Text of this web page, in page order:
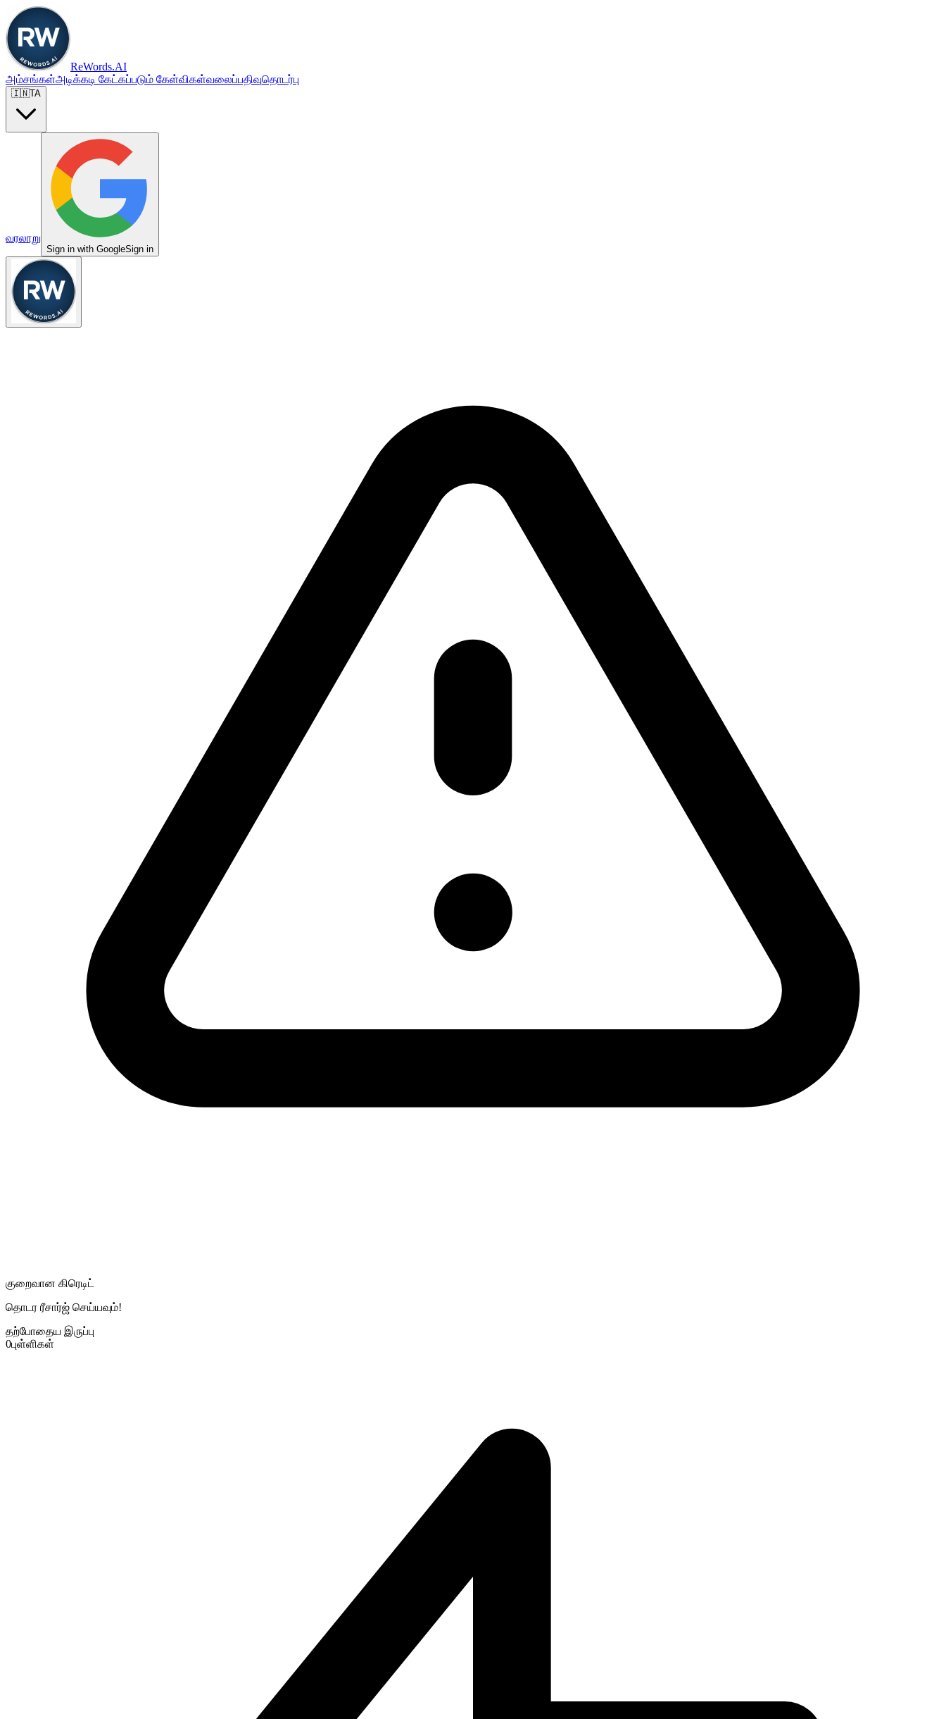
ReWords.AI
அம்சங்கள்அடிக்கடி கேட்கப்படும் கேள்விகள்வலைப்பதிவுதொடர்பு
🇮🇳TA
வரலாறு
Sign in with GoogleSign in
குறைவான கிரெடிட்
தொடர ரீசார்ஜ் செய்யவும்!
தற்போதைய இருப்பு
0புள்ளிகள்